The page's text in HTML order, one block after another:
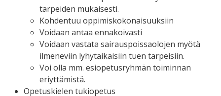
tarpeiden mukaisesti.
Kohdentuu oppimiskokonaisuuksiin
Voidaan antaa ennakoivasti
Voidaan vastata sairauspoissaolojen myötä
ilmeneviin lyhytaikaisiin tuen tarpeisiin.
Voi olla mm. esiopetusryhmän toiminnan
eriyttämistä.
Opetuskielen tukiopetus